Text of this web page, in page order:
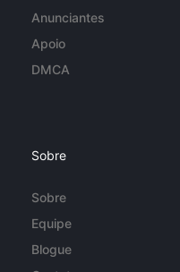
Anunciantes
Apoio
DMCA
Sobre
Sobre
Equipe
Blogue